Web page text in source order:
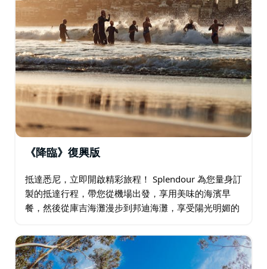
《降臨》復興版
抵達悉尼，立即開啟精彩旅程！ Splendour 為您量身訂
製的抵達行程，帶您從機場出發，享用美味的海濱早
餐，然後從庫吉海灘漫步到邦迪海灘，享受陽光明媚的
放鬆身心，感受當地文化…